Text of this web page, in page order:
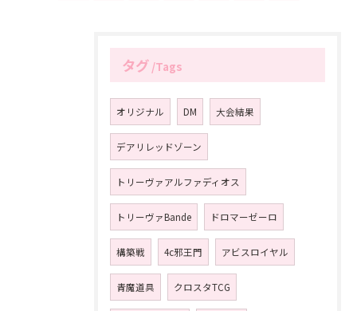
タグ Tags
オリジナル DM 大会結果
デアリレッドゾーン
トリーヴァアルファディオス
トリーヴァBande ドロマーゼーロ
構築戦 4c邪王門 アビスロイヤル
青魔道具 クロスタTCG